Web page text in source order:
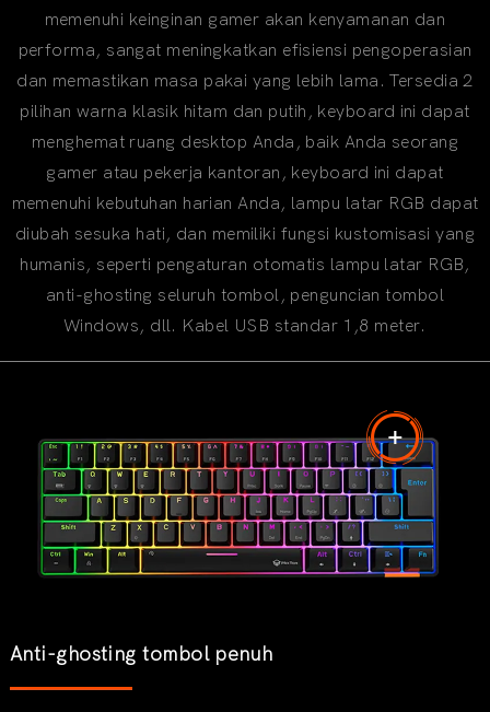
memenuhi keinginan gamer akan kenyamanan dan
performa, sangat meningkatkan efisiensi pengoperasian
dan memastikan masa pakai yang lebih lama. Tersedia 2
pilihan warna klasik hitam dan putih, keyboard ini dapat
menghemat ruang desktop Anda, baik Anda seorang
gamer atau pekerja kantoran, keyboard ini dapat
memenuhi kebutuhan harian Anda, lampu latar RGB dapat
diubah sesuka hati, dan memiliki fungsi kustomisasi yang
humanis, seperti pengaturan otomatis lampu latar RGB,
anti-ghosting seluruh tombol, penguncian tombol
Windows, dll. Kabel USB standar 1,8 meter.
Anti-ghosting tombol penuh